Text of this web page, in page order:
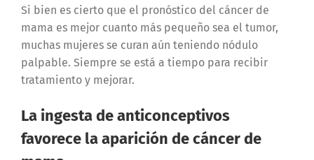
Si bien es cierto que el pronóstico del cáncer de
mama es mejor cuanto más pequeño sea el tumor,
muchas mujeres se curan aún teniendo nódulo
palpable. Siempre se está a tiempo para recibir
tratamiento y mejorar.
La ingesta de anticonceptivos
favorece la aparición de cáncer de